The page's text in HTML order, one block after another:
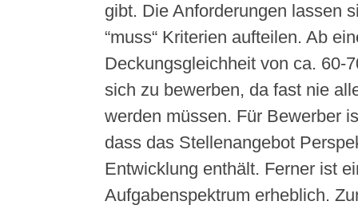
gibt. Die Anforderungen lassen
“muss“ Kriterien aufteilen. Ab
Deckungsgleichheit von ca. 60-
sich zu bewerben, da fast nie
werden müssen. Für Bewerber
dass das Stellenangebot
Entwicklung enthält. Ferner ist
Aufgabenspektrum erheblich.